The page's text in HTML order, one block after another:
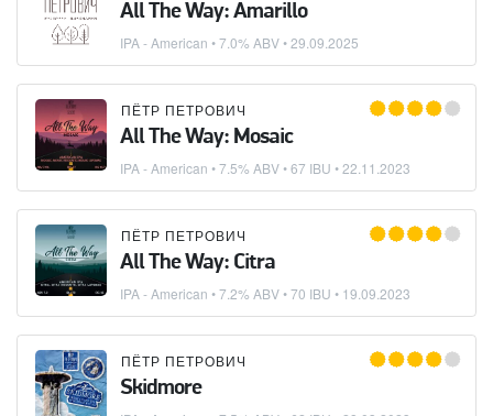
All The Way: Amarillo
IPA - American • 7.0% ABV •29.09.2025
ПЁТР ПЕТРОВИЧ
All The Way: Mosaic
IPA - American • 7.5% ABV • 67 IBU •22.11.2023
ПЁТР ПЕТРОВИЧ
All The Way: Citra
IPA - American • 7.2% ABV • 70 IBU • 19.09.2023
ПЁТР ПЕТРОВИЧ
Skidmore